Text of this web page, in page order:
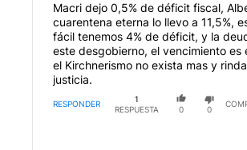
Macri dejo 0,5% de déficit fiscal,
cuarentena eterna lo llevo a 11,5%,
fácil tenemos 4% de déficit, y la
este desgobierno, el vencimiento es
el Kirchnerismo no exista mas y
justicia.
RESPONDER
1
RESPUESTA
0 0